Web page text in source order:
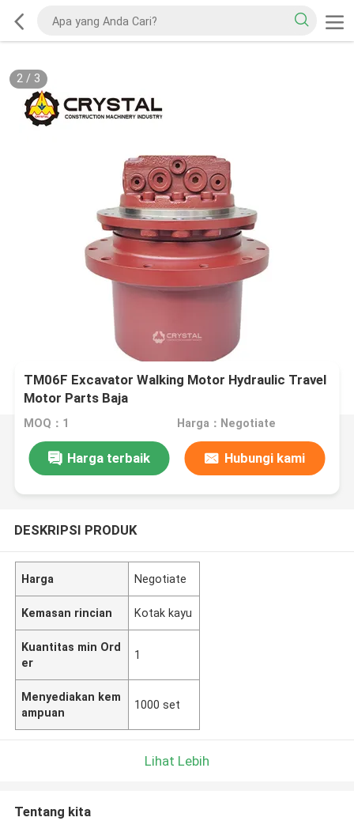
2/ 3
TM06F Excavator Walking Motor Hydraulic Travel
Motor Parts Baja
MOQ：1 Harga：Negotiate
Harga terbaik Hubungi kami
DESKRIPSI PRODUK
Harga Negotiate
Kemasan rincian Kotak kayu
Kuantitas min Ord
er
1
Menyediakan kem
ampuan
1000 set
Lihat Lebih
Tentang kita